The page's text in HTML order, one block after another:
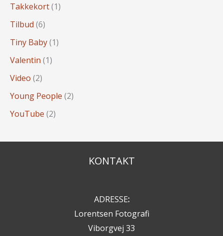
Takkekort(1)
Tilbud (6)
Tiny Baby(1)
Valentin (1)
Video (2)
Young People (2)
YouTube (2)
KONTAKT
ADRESSE:
Lorentsen Fotografi
Viborgvej 33